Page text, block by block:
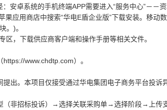
安卓系统的手机终端APP需要进入“服务中心”－－
应用商店中搜索“华电E盾企业版”下载安装。移动
。)。
，下载供应商客户端和操作手册等相关文件。
www.chdtp.com）。
出。本项目仅接受通过华电集团电子商务平台投诉
（非招标投诉）→选择关联采购单→选择阶段→上传